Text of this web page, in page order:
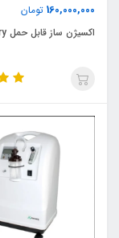
160,000,000 تومان
اکسیژن ساز قابل حمل sary